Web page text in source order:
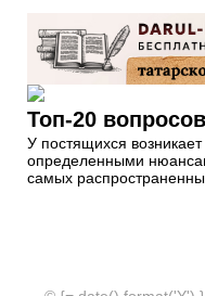
Топ-20
У постящихся
определенными
самых